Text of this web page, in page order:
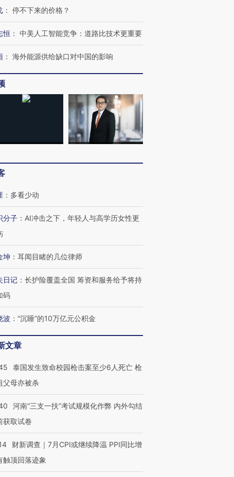
： 停不下来的价格？
恒 ： 中美人工智能竞争：道路比技术更重要
： 海外能源供给缺口对中国的影响
： 多看少动
分子 ： AI冲击之下，年轻人与高学历女性更
坤 ： 耳闻目睹的几位律师
日记 ： 长护险覆盖全国 筹资和服务给予将持
码
波 ： “沉睡”的10万亿元公积金
文章
泰国发生致命校园枪击案至少6人死亡 枪
父母亦被杀
河南“三支一扶”考试规模化作弊 内外勾结
获取试卷
财新调查｜7月CPI或继续降温 PPI同比增
触顶回落迹象